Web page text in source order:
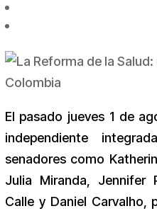
El pasado jueves 1 de
independiente
senadores como
Julia Miranda, Jennifer
Calle y Daniel Carvalho,